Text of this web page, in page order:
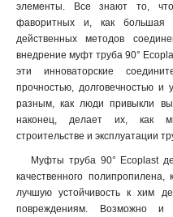
элементы. Все знают то,
фаворитных и, как большая
действенных методов
внедрение муфт труба 90°
эти инноваторские
прочностью, долговечностью и
разным, как люди привыкли
наконец, делает их, как
строительстве и эксплуатации
Муфты труба 90° Ecoplast
качественного
лучшую устойчивость к хим
повреждениям. Возможно и